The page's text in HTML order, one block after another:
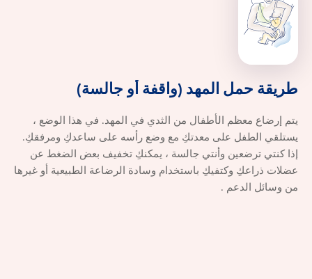
طريقة حمل المهد (واقفة أو جالسة)
يتم إرضاع معظم الأطفال من الثدي في المهد. في هذا الوضع ،
يستلقي الطفل على معدتكِ مع وضع رأسه على ساعدكِ ومرفقكِ.
إذا كنتي ترضعين وأنتي جالسة ، يمكنكِ تخفيف بعض الضغط عن
عضلات ذراعكِ وكتفيكِ باستخدام وسادة الرضاعة الطبيعية أو غيرها
من وسائل الدعم .